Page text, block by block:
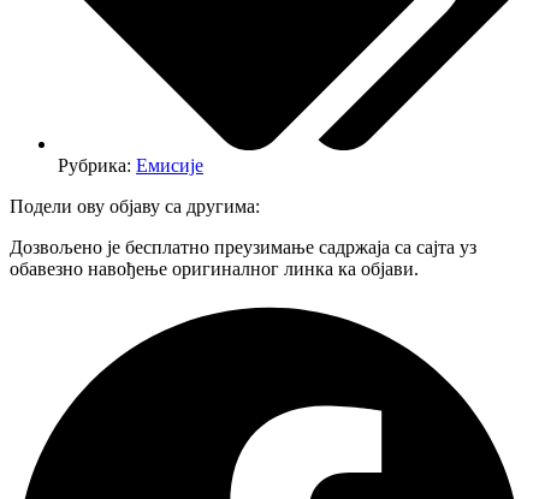
Рубрика: Емисије
Подели ову објаву са другима:
Дозвољено је бесплатно преузимање садржаја са сајта уз
обавезно навођење оригиналног линка ка објави.